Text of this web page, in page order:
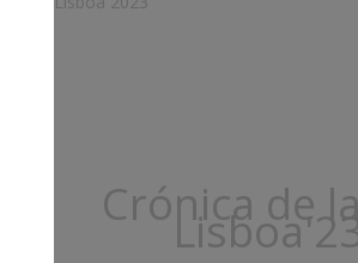
Crónica de la